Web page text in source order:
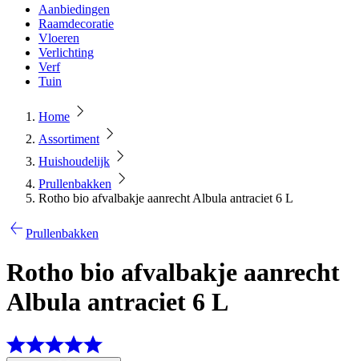
Aanbiedingen
Raamdecoratie
Vloeren
Verlichting
Verf
Tuin
Home
Assortiment
Huishoudelijk
Prullenbakken
Rotho bio afvalbakje aanrecht Albula antraciet 6 L
Prullenbakken
Rotho bio afvalbakje aanrecht
Albula antraciet 6 L